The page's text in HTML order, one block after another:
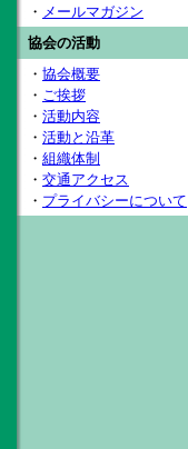
・ メールマガジン
協会の活動
・ 協会概要
・ ご挨拶
・ 活動内容
・ 活動と沿革
・ 組織体制
・ 交通アクセス
・ プライバシーについて